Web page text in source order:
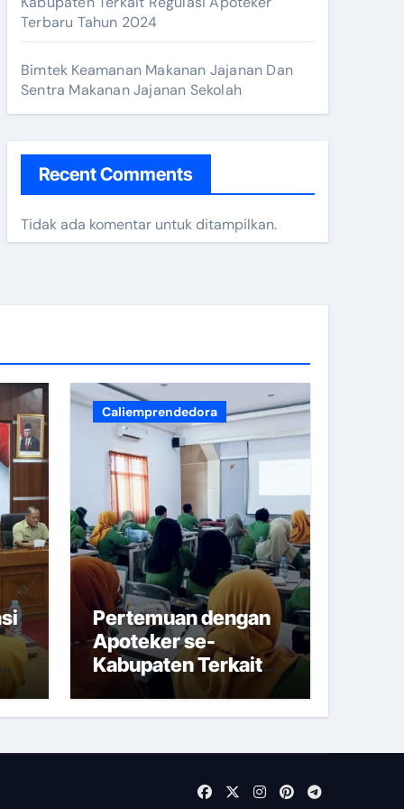
Resto Tahun 2024
dan Modern Menjelang Lebaran 2025
Kabupaten Klate Tahun 2024
Terbaru Tahun 2024
Bimtek Keamanan Makanan Jajanan Dan
Sentra Makanan Jajanan Sekolah
Recent Comments
Tidak ada komentar untuk ditampilkan.
Caliemprendedora
Pertemuan dengan
Apoteker se-
Kabupaten Terkait
Regulasi Apoteker
Terbaru Tahun 2024